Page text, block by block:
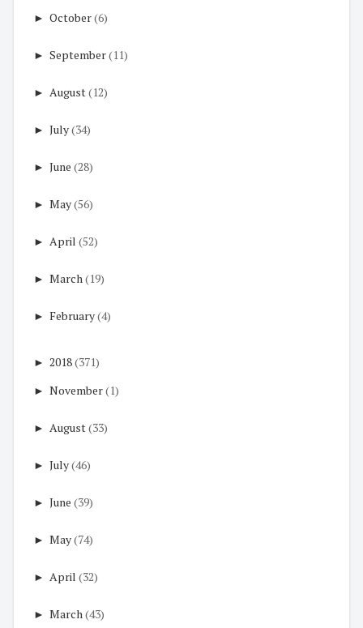
► October(6)
► September(11)
► August(12)
► July(34)
► June (28)
► May(56)
► April (52)
► March(19)
► February(4)
► 2018(371)
► November(1)
► August(33)
► July(46)
► June (39)
► May(74)
► April (32)
► March(43)